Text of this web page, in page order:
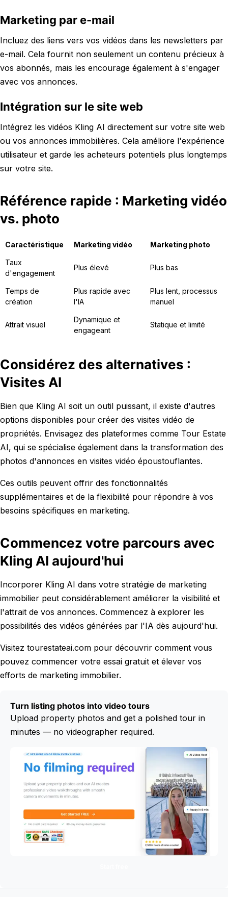
Marketing par e-mail
Incluez des liens vers vos vidéos dans les newsletters par
e-mail. Cela fournit non seulement un contenu précieux à
vos abonnés, mais les encourage également à s'engager
avec vos annonces.
Intégration sur le site web
Intégrez les vidéos Kling AI directement sur votre site web
ou vos annonces immobilières. Cela améliore l'expérience
utilisateur et garde les acheteurs potentiels plus longtemps
sur votre site.
Référence rapide : Marketing vidéo
vs. photo
Caractéristique Marketing vidéo Marketing photo
Taux
d'engagement
Plus élevé Plus bas
Temps de
création
Plus rapide avec
l'IA
Plus lent, processus
manuel
Attrait visuel
Dynamique et
engageant
Statique et limité
Considérez des alternatives :
Visites AI
Bien que Kling AI soit un outil puissant, il existe d'autres
options disponibles pour créer des visites vidéo de
propriétés. Envisagez des plateformes comme Tour Estate
AI, qui se spécialise également dans la transformation des
photos d'annonces en visites vidéo époustouflantes.
Ces outils peuvent offrir des fonctionnalités
supplémentaires et de la flexibilité pour répondre à vos
besoins spécifiques en marketing.
Commencez votre parcours avec
Kling AI aujourd'hui
Incorporer Kling AI dans votre stratégie de marketing
immobilier peut considérablement améliorer la visibilité et
l'attrait de vos annonces. Commencez à explorer les
possibilités des vidéos générées par l'IA dès aujourd'hui.
Visitez tourestateai.com pour découvrir comment vous
pouvez commencer votre essai gratuit et élever vos
efforts de marketing immobilier.
Turn listing photos into video tours
Upload property photos and get a polished tour in
minutes — no videographer required.